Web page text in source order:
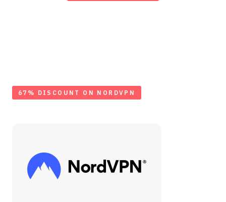
67% DISCOUNT ON NORDVPN